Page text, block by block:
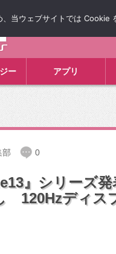
ー アプリ
部 0
』シリーズ
120Hzディス
当ウェブサイトでは